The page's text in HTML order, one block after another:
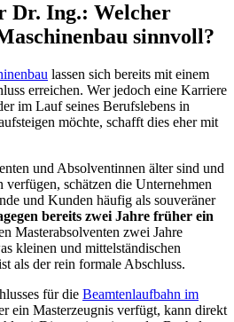
Dr. Ing.: Welcher
sinnvoll?
lassen sich bereits mit einem
erreichen. Wer jedoch eine Karriere
im Lauf seines Berufslebens in
möchte, schafft dies eher mit
und Absolventinnen älter sind und
verfügen, schätzen die Unternehmen
und Kunden häufig als souveräner
bereits zwei Jahre früher ein
Masterabsolventen zwei Jahre
kleinen und mittelständischen
als der rein formale Abschluss.
für die Beamtenlaufbahn im
ein Masterzeugnis verfügt, kann direkt